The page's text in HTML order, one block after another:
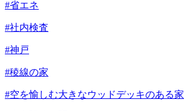
#省エネ
#社内検査
#神戸
#稜線の家
#空を愉しむ大きなウッドデッキのある家